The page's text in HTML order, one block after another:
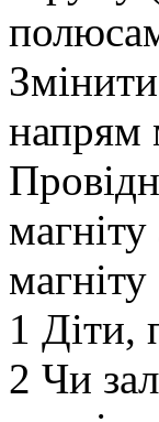
напрям
1 Діти,
2 Чи